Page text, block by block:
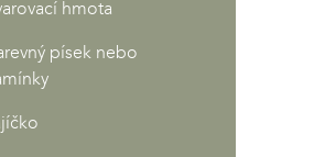
hmota
písek nebo